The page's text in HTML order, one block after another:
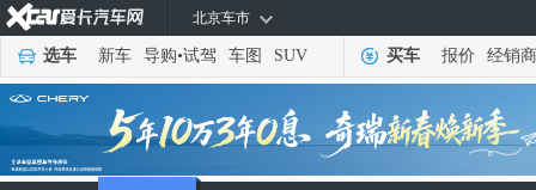
北京车市
选车 新车 导购•试驾 车图 SUV 买车 报价 经销商